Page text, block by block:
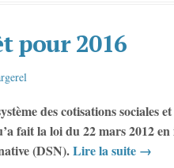
pour 2016
des cotisations sociales
fait la loi du 22 mars 2012
(DSN).Lire la suite →